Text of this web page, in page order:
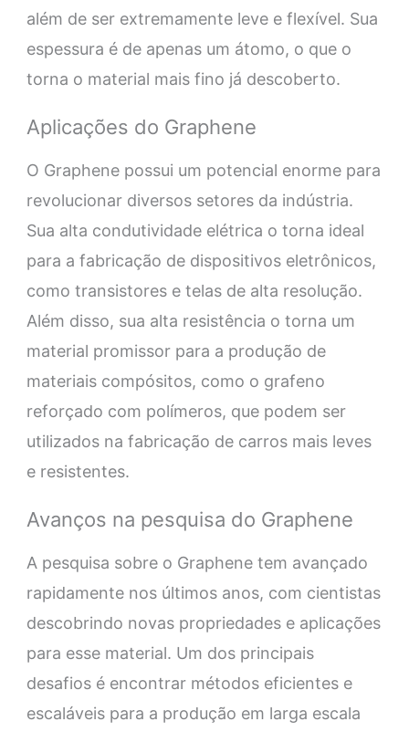
além de ser extremamente leve e flexível. Sua
espessura é de apenas um átomo, o que o
torna o material mais fino já descoberto.
Aplicações do Graphene
O Graphene possui um potencial enorme para
revolucionar diversos setores da indústria.
Sua alta condutividade elétrica o torna ideal
para a fabricação de dispositivos eletrônicos,
como transistores e telas de alta resolução.
Além disso, sua alta resistência o torna um
material promissor para a produção de
materiais compósitos, como o grafeno
reforçado com polímeros, que podem ser
utilizados na fabricação de carros mais leves
e resistentes.
Avanços na pesquisa do Graphene
A pesquisa sobre o Graphene tem avançado
rapidamente nos últimos anos, com cientistas
descobrindo novas propriedades e aplicações
para esse material. Um dos principais
desafios é encontrar métodos eficientes e
escaláveis para a produção em larga escala